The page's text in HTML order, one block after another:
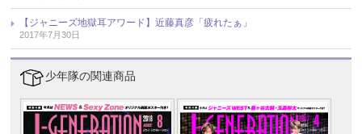
【ジャニーズ地獄耳アワード】近藤真彦「疲れたぁ」
2017年7月30日
少年隊の関連商品